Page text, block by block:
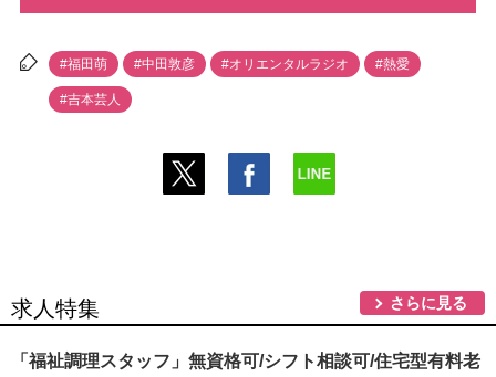
#福田萌 #中田敦彦 #オリエンタルラジオ #熱愛
#吉本芸人
求人特集 さらに見る
「福祉調理スタッフ」無資格可/シフト相談可/住宅型有料老